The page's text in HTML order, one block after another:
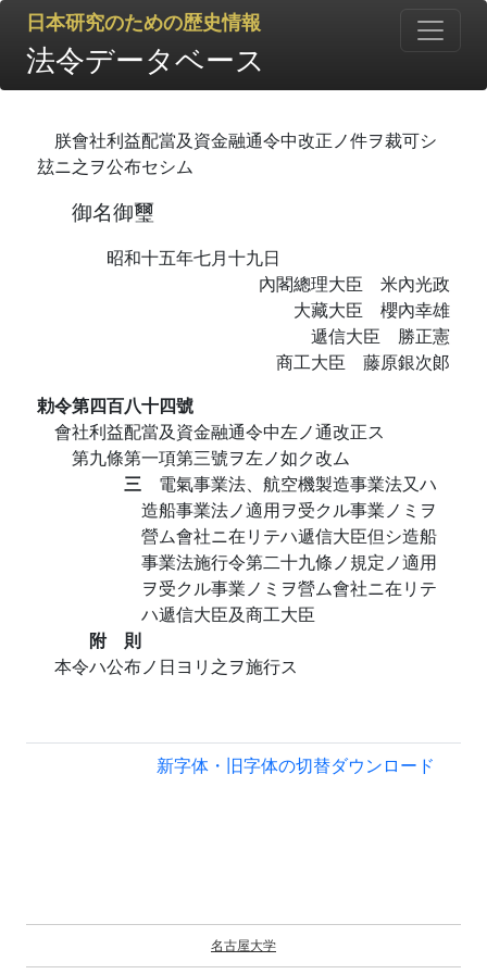
日本研究のための歴史情報
法令データベース
朕會社利益配當及資金融通令中改正ノ件ヲ裁可シ
玆ニ之ヲ公布セシム
御名御璽
昭和十五年七月十九日
內閣總理大臣 米內光政
大藏大臣 櫻內幸雄
遞信大臣 勝正憲
商工大臣 藤原銀次郞
勅令第四百八十四號
會社利益配當及資金融通令中左ノ通改正ス
第九條第一項第三號ヲ左ノ如ク改ム
三 電氣事業法、航空機製造事業法又ハ
造船事業法ノ適用ヲ受クル事業ノミヲ
營ム會社ニ在リテハ遞信大臣但シ造船
事業法施行令第二十九條ノ規定ノ適用
ヲ受クル事業ノミヲ營ム會社ニ在リテ
ハ遞信大臣及商工大臣
附 則
本令ハ公布ノ日ヨリ之ヲ施行ス
新字体・旧字体の切替ダウンロード
名古屋大学